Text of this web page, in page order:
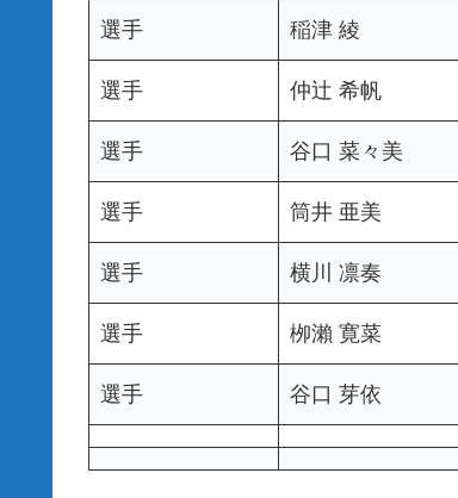
選手 稲津 綾
選手 仲辻 希帆
選手 谷口 菜々美
選手 筒井 亜美
選手 横川 凛奏
選手 栁瀨 寛菜
選手 谷口 芽依